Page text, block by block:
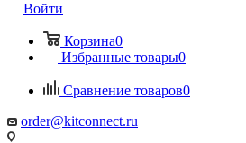
Войти
Корзина0
Избранные товары0
Сравнение товаров0
order@kitconnect.ru